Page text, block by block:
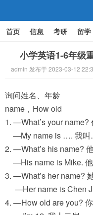
首页 信息 考研 留学
家庭教育
小学英语1-6年级
admin 发布于 2023-03-12
询问姓名、年龄
name，How old
1. —What’s your name?
—My name is …. 我叫
2. —What’s his name?
—His name is Mike. 他
3. —What’s her name?
—Her name is Chen
4. —How old are you?